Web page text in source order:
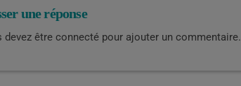
une réponse
devez être connecté pour ajouter un commentaire.